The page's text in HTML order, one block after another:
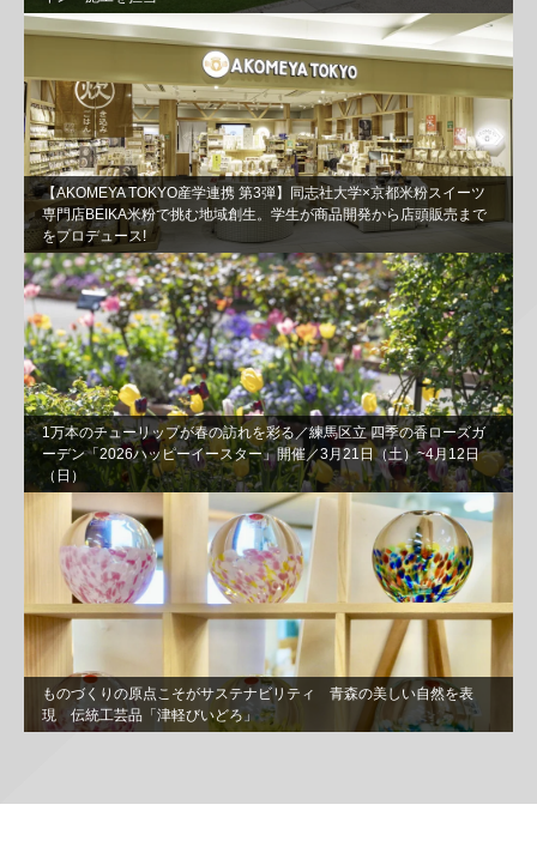
【AKOMEYA TOKYO産学連携 第3弾】同志社⼤学×京都⽶粉スイーツ
専⾨店BEIKA⽶粉で挑む地域創⽣。学⽣が商品開発から店頭販売まで
をプロデュース!
1万本のチューリップが春の訪れを彩る／練馬区立 四季の香ローズガ
ーデン「2026ハッピーイースター」開催／3月21日（土）~4月12日
（日）
ものづくりの原点こそがサステナビリティ 青森の美しい自然を表
現 伝統工芸品「津軽びいどろ」